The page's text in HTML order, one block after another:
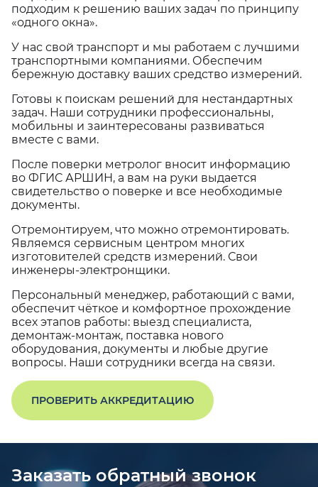
подходим к решению ваших задач по принципу
«одного окна».
У нас свой транспорт и мы работаем с лучшими
транспортными компаниями. Обеспечим
бережную доставку ваших средство измерений.
Готовы к поискам решений для нестандартных
задач. Наши сотрудники профессиональны,
мобильны и заинтересованы развиваться
вместе с вами.
После поверки метролог вносит информацию
во ФГИС АРШИН, а вам на руки выдается
свидетельство о поверке и все необходимые
документы.
Отремонтируем, что можно отремонтировать.
Являемся сервисным центром многих
изготовителей средств измерений. Свои
инженеры-электронщики.
Персональный менеджер, работающий с вами,
обеспечит чёткое и комфортное прохождение
всех этапов работы: выезд специалиста,
демонтаж-монтаж, поставка нового
оборудования, документы и любые другие
вопросы. Наши сотрудники всегда на связи.
ПРОВЕРИТЬ АККРЕДИТАЦИЮ
Заказать обратный звонок